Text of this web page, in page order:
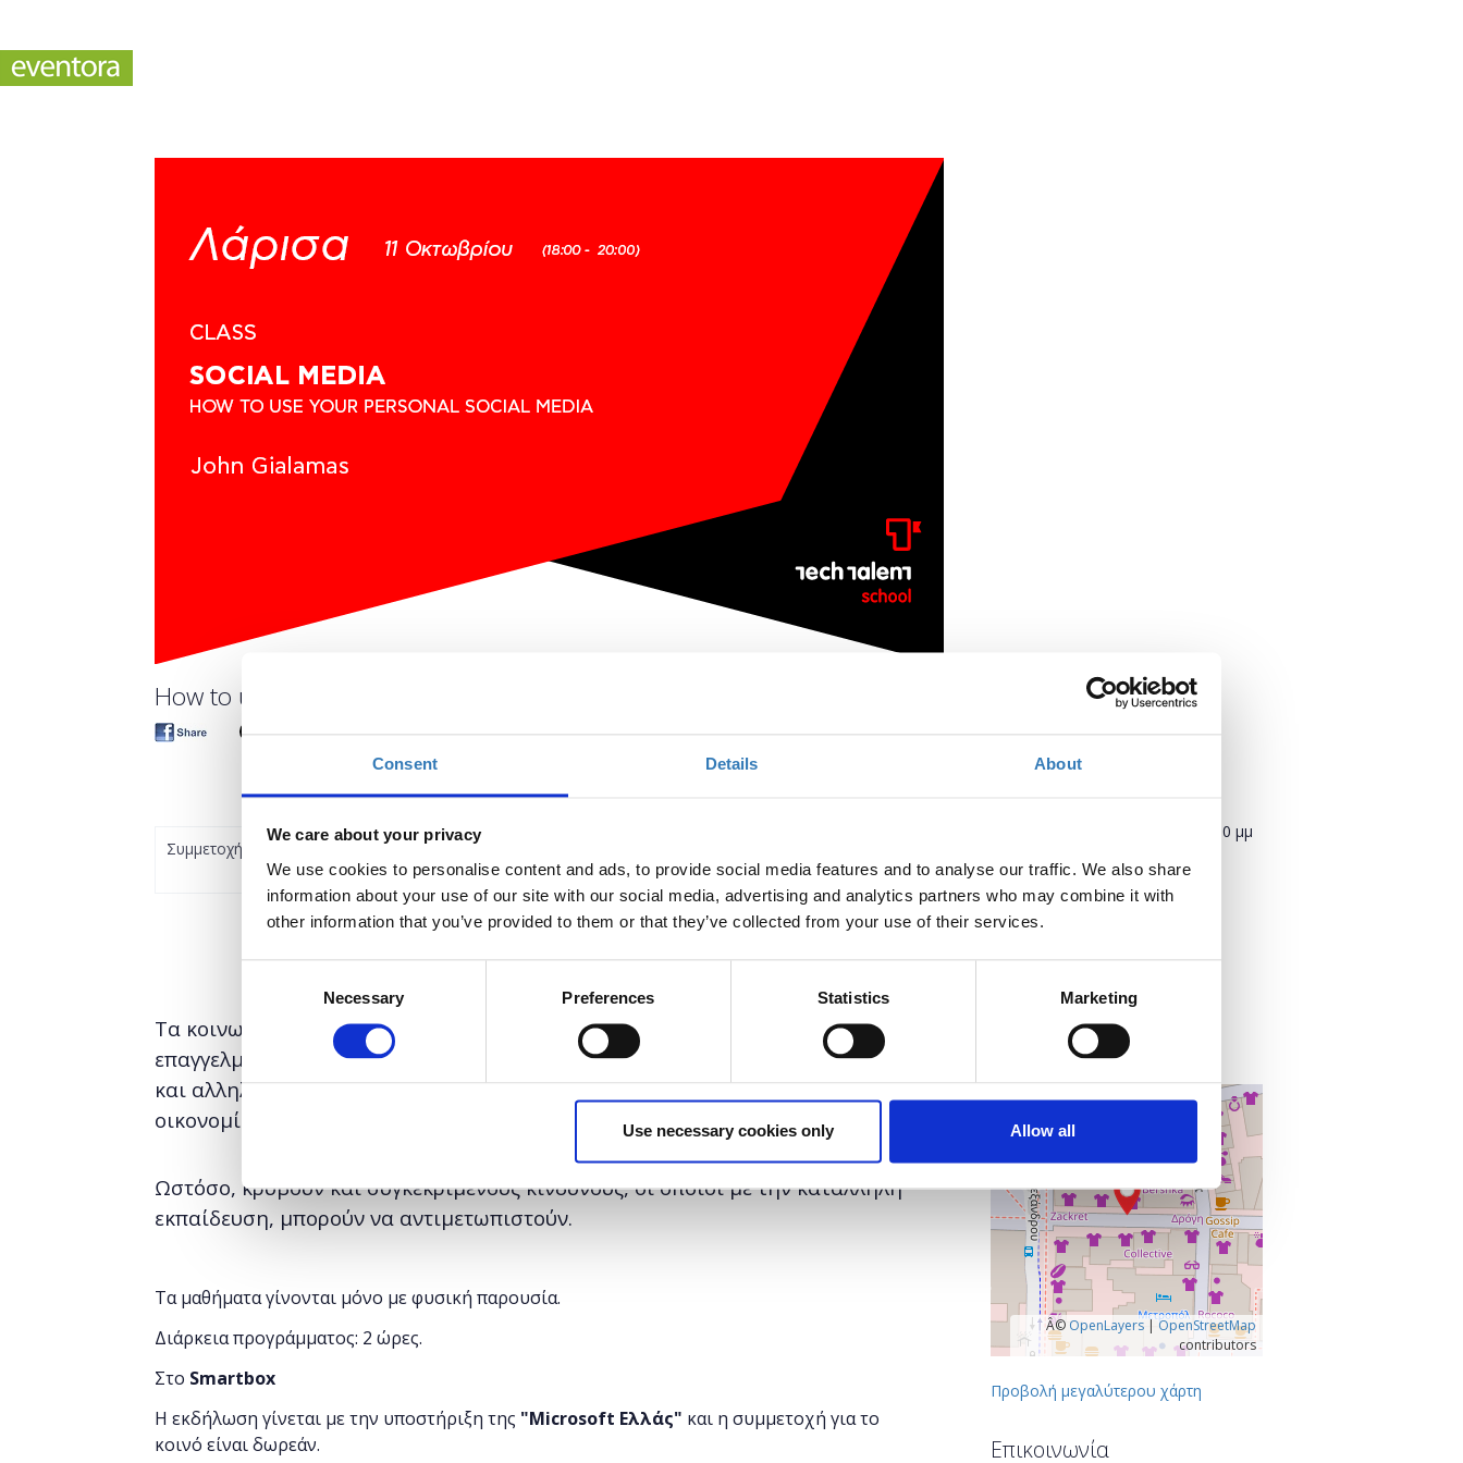
Consent Details About
We care about your privacy
We use cookies to personalise content and ads, to provide social media features and to analyse our traffic. We also share
information about your use of our site with our social media, advertising and analytics partners who may combine it with
other information that you’ve provided to them or that they’ve collected from your use of their services.
Necessary Preferences Statistics Marketing
Use necessary cookies only Allow all
How to use your personal Social Media
Συμμετοχή
έχει λήξει.
Τα κοινωνικά δίκτυα έχουν μαζικό αντίκτυπο στην προσωπική και
επαγγελματική ζωή μας. Έχουν αλλάξει τον τρόπο με τον οποίο επικοινωνούμε
και αλληλεπιδρούμε με τους φίλους και τις οικογένειες μας και επηρεάζουν την
οικονομία και την κοινωνία σε ατομικό αλλά και συλλογικό επίπεδο.
Ωστόσο, κρύβουν και συγκεκριμένους κινδύνους, οι οποίοι με την κατάλληλη
εκπαίδευση, μπορούν να αντιμετωπιστούν.
Τα μαθήματα γίνονται μόνο με φυσική παρουσία.
Διάρκεια προγράμματος: 2 ώρες.
Στο Smartbox
Η εκδήλωση γίνεται με την υποστήριξη της "Microsoft Ελλάς" και η συμμετοχή για το
κοινό είναι δωρεάν.
6:00 μμ
412 22 Λάρισα
Λάρισα, Ελλάδα
+
–
Â© OpenLayers|OpenStreetMap
contributors
Προβολή μεγαλύτερου χάρτη
Επικοινωνία